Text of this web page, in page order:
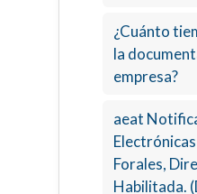
¿Cuánto
la
empresa?
aeat
Forales,
Habilitada.